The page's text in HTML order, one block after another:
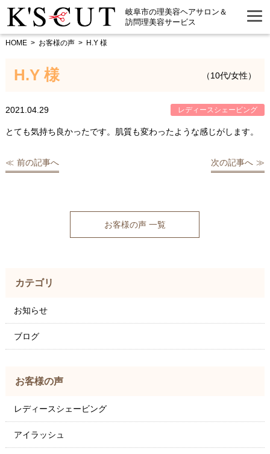
岐阜市の理美容ヘアサロン＆
訪問理美容サービス
HOME お客様の声 H.Y 様
H.Y 様 （10代/女性）
2021.04.29 レディースシェービング
とても気持ち良かったです。肌質も変わったような感じがします。
前の記事へ 次の記事へ
お客様の声 一覧
カテゴリ
お知らせ
ブログ
お客様の声
レディースシェービング
アイラッシュ